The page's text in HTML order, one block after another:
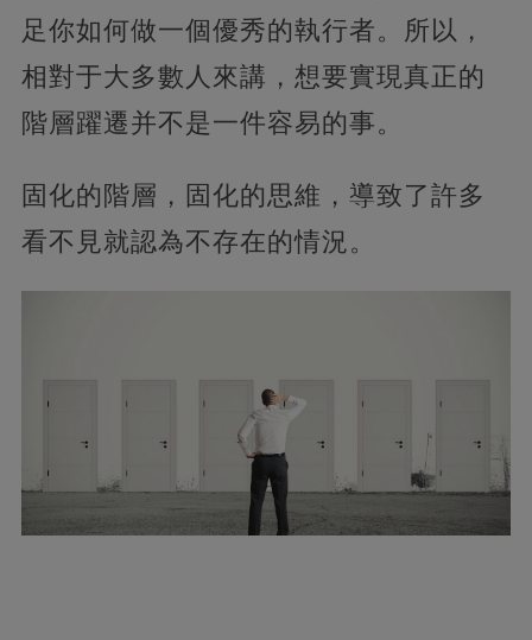
足你如何做一個優秀的執行者。所以，
相對于大多數人來講，想要實現真正的
階層躍遷并不是一件容易的事。
固化的階層，固化的思維，導致了許多
看不見就認為不存在的情況。